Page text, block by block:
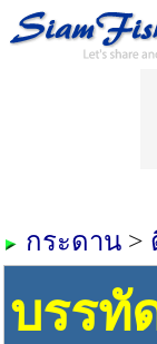
กระดาน >
บรรทั